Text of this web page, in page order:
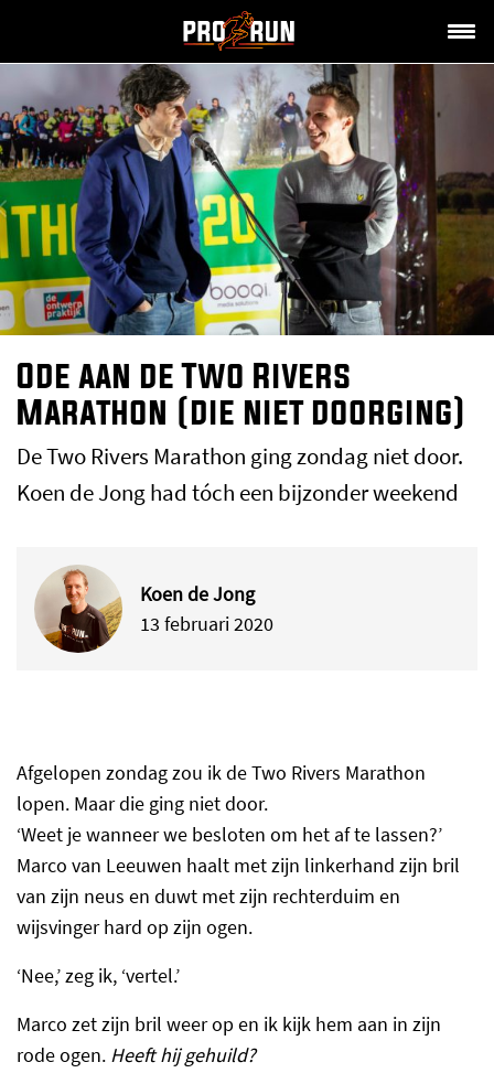
Ode aan de Two Rivers
Marathon (die niet doorging)
De Two Rivers Marathon ging zondag niet door.
Koen de Jong had tóch een bijzonder weekend
Koen de Jong
13 februari 2020
Afgelopen zondag zou ik de Two Rivers Marathon
lopen. Maar die ging niet door.
‘Weet je wanneer we besloten om het af te lassen?’
Marco van Leeuwen haalt met zijn linkerhand zijn bril
van zijn neus en duwt met zijn rechterduim en
wijsvinger hard op zijn ogen.
‘Nee,’ zeg ik, ‘vertel.’
Marco zet zijn bril weer op en ik kijk hem aan in zijn
rode ogen. Heeft hij gehuild?